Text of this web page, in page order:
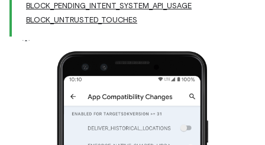
BLOCK_PENDING_INTENT_SYSTEM_API_USAGE
BLOCK_UNTRUSTED_TOUCHES